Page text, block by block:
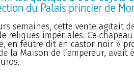
du Palais princier de
semaines, cette vente agitait
reliques impériales. Ce
en feutre dit en castor noir »
la Maison de l’empereur, avait